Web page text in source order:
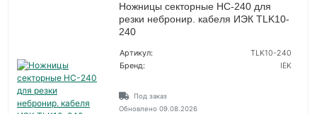
Ножницы секторные НС-240 для
резки небронир. кабеля ИЭК TLK10-
240
Артикул:
TLK10-240
Бренд:
IEK
Под заказ
Обновлено 09.08.2026